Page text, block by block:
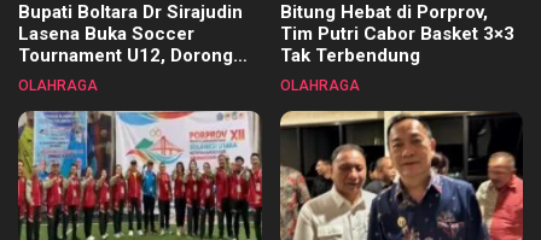
Bupati Boltara Dr Sirajudin
Lasena Buka Soccer
Tournament U12, Dorong
Pembinaan Merata di Setiap
OLAHRAGA
Bitung Hebat di Porprov,
Tim Putri Cabor Basket 3×3
Tak Terbendung
OLAHRAGA